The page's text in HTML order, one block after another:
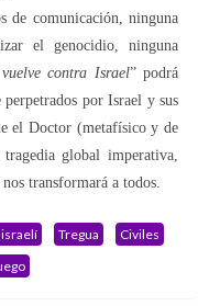
de comunicación, ninguna
el genocidio, ninguna
contra Israel” podrá
por Israel y sus
el Doctor (metafísico y de
global imperativa,
transformará a todos.
Tregua
Civiles